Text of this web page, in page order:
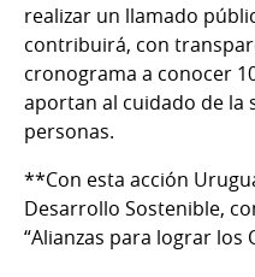
realizar un llamado
contribuirá, con
cronograma a conocer
aportan al cuidado de la
personas.
**Con esta acción
Desarrollo Sostenible,
“Alianzas para lograr los